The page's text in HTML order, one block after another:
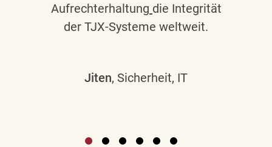
Aufrechterhaltung die Integrität
der TJX-Systeme weltweit.
Jiten, Sicherheit, IT